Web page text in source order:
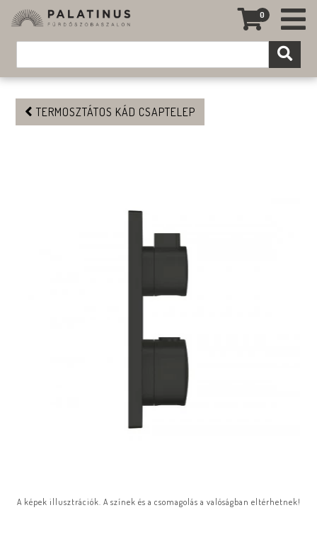
0
TERMOSZTÁTOS KÁD CSAPTELEP
A képek illusztrációk. A színek és a csomagolás a valóságban eltérhetnek!